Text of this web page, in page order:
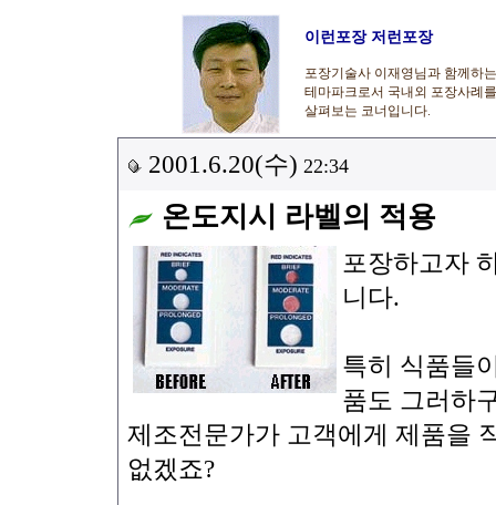
이런포장 저런포장
포장기술사 이재영님과 함께하는
테마파크로서 국내외 포장사례를
살펴보는 코너입니다.
2001.6.20(수) 22:34
온도지시 라벨의 적용
포장하고자
니다.
특히 식품들
품도 그러하
제조전문가가 고객에게 제품을
없겠죠?